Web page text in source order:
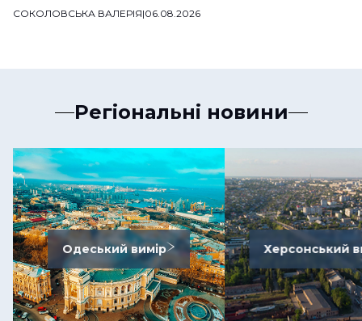
СОКОЛОВСЬКА ВАЛЕРІЯ|06.08.2026
Регіональні новини
Одеський вимір Херсонський